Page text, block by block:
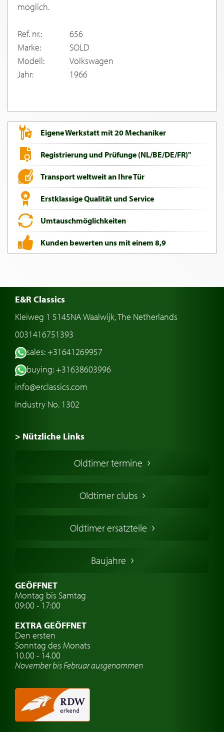
moglich.
Ref. nr.:
656
Marke:
SOLD
Modell:
Volkswagen
Jahr:
1966
Eigene Werkstatt mit 20 Mechaniker
Registrierung und Prüfunge (NL/BE/DE/FR)"
Transport weltweit an Ihre Tür
Erstklassige Qualität und Service
Umtauschmöglichkeiten
Kunden bewerten uns mit einem 8,9
E&R Classics
Kleiweg 1 5145NA Waalwijk, The Netherlands
0031416751393
sales: +31641269957
buying: +31638603996
info@erclassics.com
Industry No. 1302
> Nützliche Links
Oldtimers in Europa
Englische Oldtimer
Deutsche Oldtimer
Schwedische Oldtimer
Oldtimer mit h-kennzeichen
Auto Oldtimer Markt
Oldtimer-Versicherung
Oldtimer-Clubs
Oldtimer-Reisen
Automarken uhren
Oldtimer termine
Oldtimer clubs
Oldtimer ersatzteile
Baujahre
GEÖFFNET
Montag bis Samtag
09:00 - 17:00
EXTRA GEÖFFNET
Den ersten
Sonntag des Monats
10.00 - 14.00
November bis Februar ausgenommen